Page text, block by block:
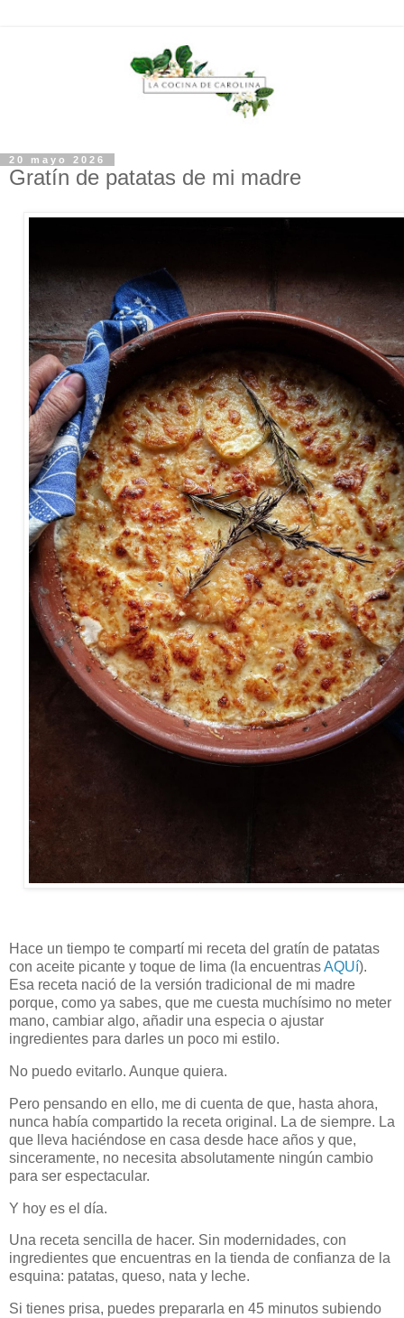
20 mayo 2026
Gratín de patatas de mi madre
Hace un tiempo te compartí mi receta del gratín de patatas
con aceite picante y toque de lima (la encuentrasAQUí).
Esa receta nació de la versión tradicional de mi madre
porque, como ya sabes, que me cuesta muchísimo no meter
mano, cambiar algo, añadir una especia o ajustar
ingredientes para darles un poco mi estilo.
No puedo evitarlo. Aunque quiera.
Pero pensando en ello, me di cuenta de que, hasta ahora,
nunca había compartido la receta original. La de siempre. La
que lleva haciéndose en casa desde hace años y que,
sinceramente, no necesita absolutamente ningún cambio
para ser espectacular.
Y hoy es el día.
Una receta sencilla de hacer. Sin modernidades, con
ingredientes que encuentras en la tienda de confianza de la
esquina: patatas, queso, nata y leche.
Si tienes prisa, puedes prepararla en 45 minutos subiendo